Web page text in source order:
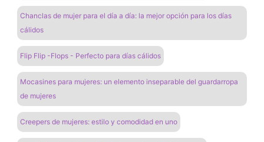
Chanclas de mujer para el día a día: la mejor opción para los días
cálidos
Flip Flip -Flops - Perfecto para días cálidos
Mocasines para mujeres: un elemento inseparable del guardarropa
de mujeres
Creepers de mujeres: estilo y comodidad en uno